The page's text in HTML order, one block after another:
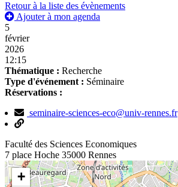
Retour à la liste des évènements
Ajouter à mon agenda
5
février
2026
12:15
Thématique : Recherche
Type d'événement : Séminaire
Réservations :
seminaire-sciences-eco@univ-rennes.fr
Faculté des Sciences Economiques
7 place Hoche 35000 Rennes
+